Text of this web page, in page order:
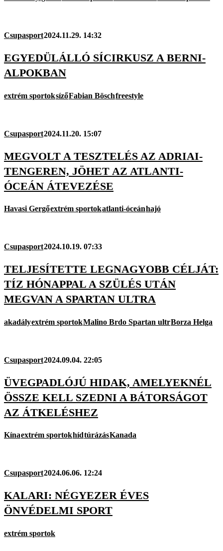
Csupasport2024.11.29. 14:32
EGYEDÜLÁLLÓ SÍCIRKUSZ A BERNI-
ALPOKBAN
extrém sportoksízőFabian Böschfreestyle
Csupasport2024.11.20. 15:07
MEGVOLT A TESZTELÉS AZ ADRIAI-
TENGEREN, JÖHET AZ ATLANTI-
ÓCEÁN ÁTEVEZÉSE
Havasi Gergőextrém sportokatlanti-óceánhajó
Csupasport2024.10.19. 07:33
TELJESÍTETTE LEGNAGYOBB CÉLJÁT:
TÍZ HÓNAPPAL A SZÜLÉS UTÁN
MEGVAN A SPARTAN ULTRA
akadályextrém sportokMalino Brdo Spartan ultrBorza Helga
Csupasport2024.09.04. 22:05
ÜVEGPADLÓJÚ HIDAK, AMELYEKNÉL
ÖSSZE KELL SZEDNI A BÁTORSÁGOT
AZ ÁTKELÉSHEZ
Kínaextrém sportokhídtúrázásKanada
Csupasport2024.06.06. 12:24
KALARI: NÉGYEZER ÉVES
ÖNVÉDELMI SPORT
extrém sportok